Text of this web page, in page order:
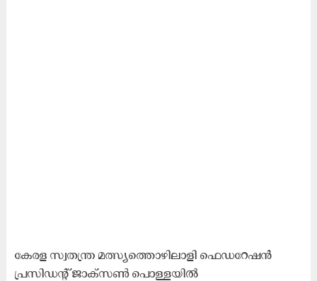
കേരള സ്വതന്ത്ര മത്സ്യത്തൊഴിലാളി ഫെഡറേഷൻ
പ്രസിഡന്റ്‌ ജാക്സൺ പൊള്ളയിൽ